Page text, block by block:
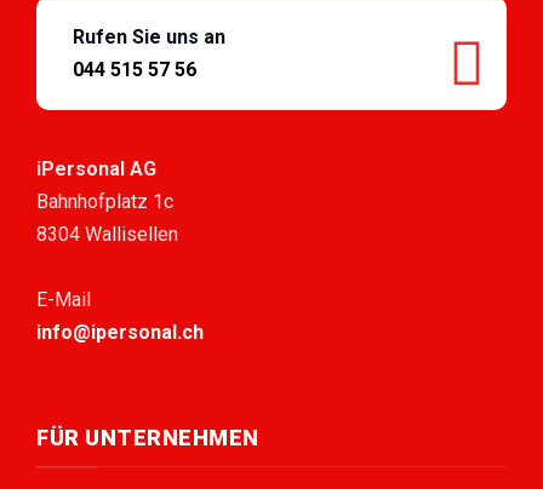
Rufen Sie uns an
044 515 57 56
iPersonal AG
Bahnhofplatz 1c
8304 Wallisellen
E-Mail
info@ipersonal.ch
FÜR UNTERNEHMEN